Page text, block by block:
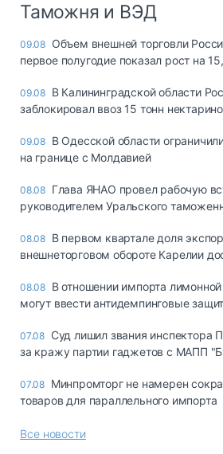
Таможня и ВЭД
09.08 Объем внешней торговли
первое полугодие показал рост на
09.08 В Калининградской области
заблокировал ввоз 15 тонн
09.08 В Одесской области
на границе с Молдавией
08.08 Глава ЯНАО провел рабочую
руководителем Уральского
08.08 В первом квартале доля
внешнеторговом обороте Карелии
08.08 В отношении импорта
могут ввести антидемпинговые
07.08 Суд лишил звания инспектора
за кражу партии гаджетов с МАПП
07.08 Минпромторг не намерен
товаров для параллельного импорта
Все новости